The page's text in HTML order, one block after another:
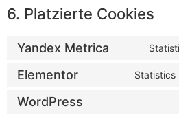
6. Platzierte Cookies
Yandex Metrica
Elementor Statistics
WordPress